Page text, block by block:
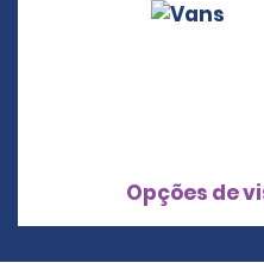
Opções de